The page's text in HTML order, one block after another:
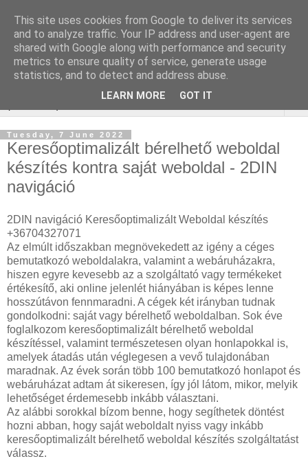
Webáruház Kulcsszó
optimalizálás
Tuesday, 7 June 2022
Keresőoptimalizált bérelhető weboldal
készítés kontra saját weboldal - 2DIN
navigáció
2DIN navigáció Keresőoptimalizált Weboldal készítés
+36704327071
Az elmúlt időszakban megnövekedett az igény a céges
bemutatkozó weboldalakra, valamint a webáruházakra,
hiszen egyre kevesebb az a szolgáltató vagy termékeket
értékesítő, aki online jelenlét hiányában is képes lenne
hosszútávon fennmaradni. A cégek két irányban tudnak
gondolkodni: saját vagy bérelhető weboldalban. Sok éve
foglalkozom keresőoptimalizált bérelhető weboldal
készítéssel, valamint természetesen olyan honlapokkal is,
amelyek átadás után véglegesen a vevő tulajdonában
maradnak. Az évek során több 100 bemutatkozó honlapot és
webáruházat adtam át sikeresen, így jól látom, mikor, melyik
lehetőséget érdemesebb inkább választani.
Az alábbi sorokkal bízom benne, hogy segíthetek döntést
hozni abban, hogy saját weboldalt nyiss vagy inkább
keresőoptimalizált bérelhető weboldal készítés szolgáltatást
válassz.
This site uses cookies from Google to deliver its services
and to analyze traffic. Your IP address and user-agent are
shared with Google along with performance and security
metrics to ensure quality of service, generate usage
statistics, and to detect and address abuse.
LEARN MORE GOT IT